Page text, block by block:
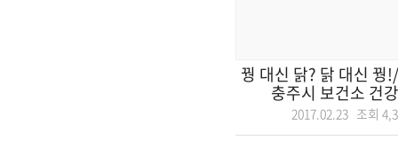
꿩 대신 닭? 닭 대신 꿩
충주시 보건소 건
2017.02.23 조회